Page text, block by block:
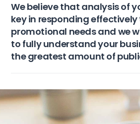
We believe that analysis of
key in responding
promotional needs and we
to fully understand your
the greatest amount of